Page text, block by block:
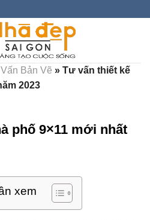
Bản Vẽ » Tư vấn thiết kế
2023
phố 9×11 mới nhất
xem